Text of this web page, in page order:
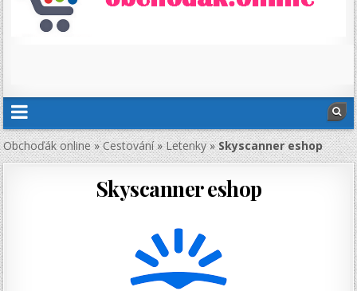
Obchoďák online»Cestování»Letenky»Skyscanner eshop
Skyscanner eshop